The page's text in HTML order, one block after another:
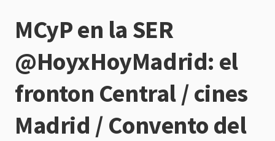
de
navegación
MCyP en la SER
@HoyxHoyMadrid: el
fronton Central / cines
Madrid / Convento del